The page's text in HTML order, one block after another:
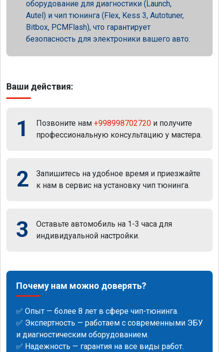
оборудование для диагностики (Launch,
Autel) и чип тюнинга (Flex, Kess 3, Autotuner,
Bitbox, PCMFlash), что гарантирует
безопасность для электроники вашего авто.
Ваши действия:
1 Позвоните нам +998998702720 и получите
профессиональную консультацию у мастера.
2
Запишитесь на удобное время и приезжайте
к нам в сервис на установку чип тюнинга.
3
Оставьте автомобиль на 1-3 часа для
индивидуальной настройки.
Почему нам можно доверять?
✅ Опыт — более 8 лет в сфере чип-тюнинга.
✅ Экспертность — работаем с современными ЭБУ
и диагностическим оборудованием.
✅ Надежность — гарантия на все виды работ.